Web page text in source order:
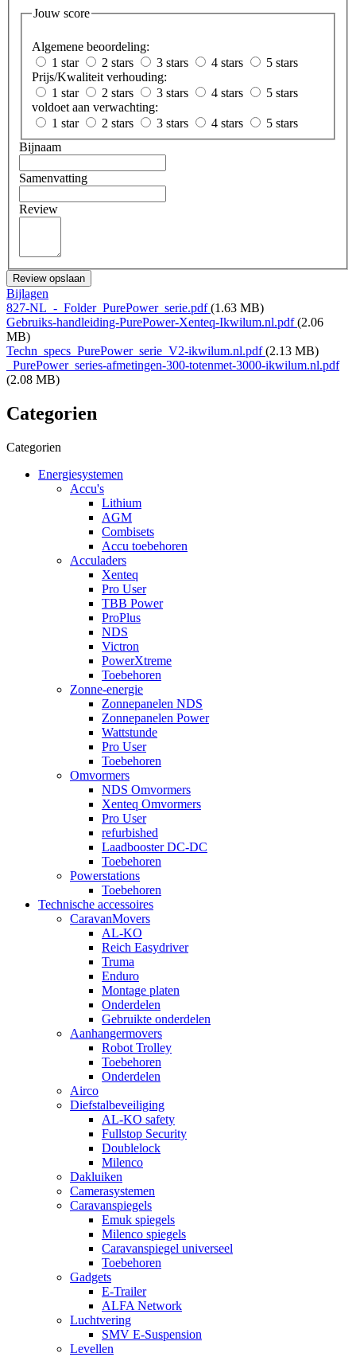
Jouw score
Algemene beoordeling:
1 star
2 stars 3 stars 4 stars
5 stars
Prijs/Kwaliteit verhouding:
1 star
2 stars 3 stars 4 stars
5 stars
voldoet aan verwachting:
1 star
2 stars 3 stars 4 stars
5 stars
Bijnaam
Samenvatting
Review
Review opslaan
Bijlagen
827-NL_-_Folder_PurePower_serie.pdf(1.63 MB)
Gebruiks-handleiding-PurePower-Xenteq-Ikwilum.nl.pdf(2.06
MB)
Techn_specs_PurePower_serie_V2-ikwilum.nl.pdf(2.13 MB)
_PurePower_series-afmetingen-300-totenmet-3000-ikwilum.nl.pdf
(2.08 MB)
Categorien
Categorien
Energiesystemen
Accu's
Lithium
AGM
Combisets
Accu toebehoren
Acculaders
Xenteq
Pro User
TBB Power
ProPlus
NDS
Victron
PowerXtreme
Toebehoren
Zonne-energie
Zonnepanelen NDS
Zonnepanelen Power
Wattstunde
Pro User
Toebehoren
Omvormers
NDS Omvormers
Xenteq Omvormers
Pro User
refurbished
Laadbooster DC-DC
Toebehoren
Powerstations
Toebehoren
Technische accessoires
CaravanMovers
AL-KO
Reich Easydriver
Truma
Enduro
Montage platen
Onderdelen
Gebruikte onderdelen
Aanhangermovers
Robot Trolley
Toebehoren
Onderdelen
Airco
Diefstalbeveiliging
AL-KO safety
Fullstop Security
Doublelock
Milenco
Dakluiken
Camerasystemen
Caravanspiegels
Emuk spiegels
Milenco spiegels
Caravanspiegel universeel
Toebehoren
Gadgets
E-Trailer
ALFA Network
Luchtvering
SMV E-Suspension
Levellen